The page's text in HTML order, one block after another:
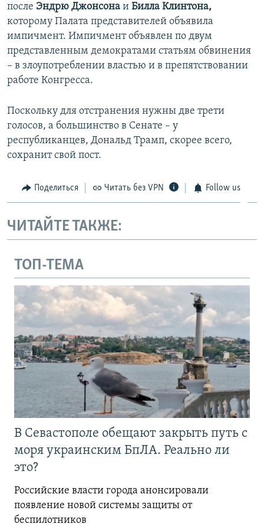
после Эндрю Джонсона и Билла Клинтона,
которому Палата представителей объявила
импичмент. Импичмент объявлен по двум
представленным демократами статьям обвинения
– в злоупотреблении властью и в препятствовании
работе Конгресса.
Поскольку для отстранения нужны две трети
голосов, а большинство в Сенате – у
республиканцев, Дональд Трамп, скорее всего,
сохранит свой пост.
Поделиться Читать без VPN Follow us
ЧИТАЙТЕ ТАКЖЕ:
ТОП-ТЕМА
В Севастополе обещают закрыть путь с
моря украинским БпЛА. Реально ли
это?
Российские власти города анонсировали
появление новой системы защиты от
беспилотников